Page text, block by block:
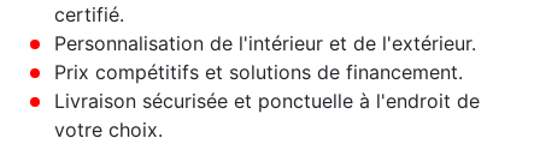
certifié.
Personnalisation de l'intérieur et de l'extérieur.
Prix compétitifs et solutions de financement.
Livraison sécurisée et ponctuelle à l'endroit de
votre choix.